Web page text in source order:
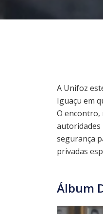
A Unifoz
Iguaçu em
O encontro,
autoridades
segurança
privadas
Álbum